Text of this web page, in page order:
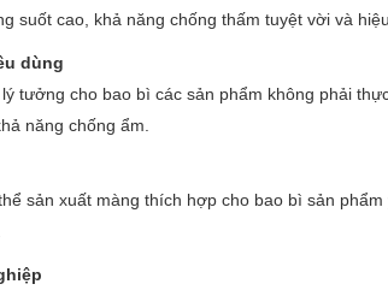
suốt cao, khả năng chống thấm tuyệt vời và
dùng
tưởng cho bao bì các sản phẩm không phải
năng chống ẩm.
sản xuất màng thích hợp cho bao bì sản